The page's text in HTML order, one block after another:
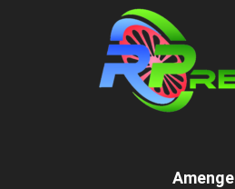
Amenge